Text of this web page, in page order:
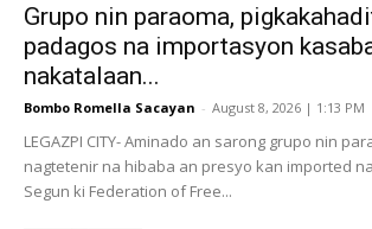
Grupo nin paraoma,
padagos na importasyon
nakatalaan...
Bombo Romella Sacayan - August 8, 2026 | 1:13 PM
LEGAZPI CITY- Aminado an sarong grupo nin
nagtetenir na hibaba an presyo kan imported
Segun ki Federation of Free...